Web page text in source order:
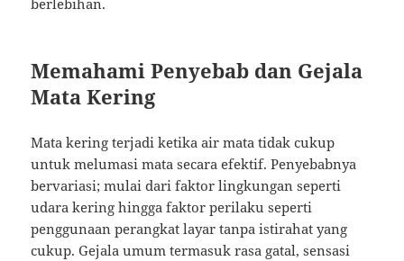
berlebihan.
Memahami Penyebab dan Gejala
Mata Kering
Mata kering terjadi ketika air mata tidak cukup
untuk melumasi mata secara efektif. Penyebabnya
bervariasi; mulai dari faktor lingkungan seperti
udara kering hingga faktor perilaku seperti
penggunaan perangkat layar tanpa istirahat yang
cukup. Gejala umum termasuk rasa gatal, sensasi